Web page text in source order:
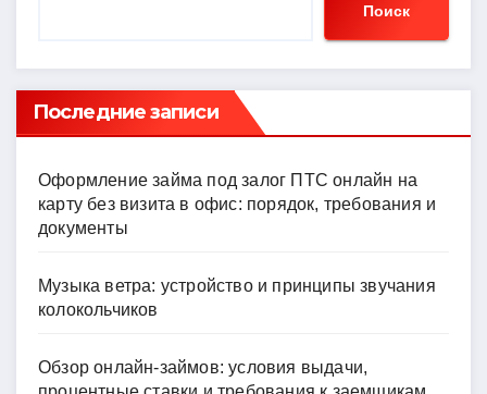
ni
ki
ть
Поиск
Последние записи
Оформление займа под залог ПТС онлайн на
карту без визита в офис: порядок, требования и
документы
Музыка ветра: устройство и принципы звучания
колокольчиков
Обзор онлайн-займов: условия выдачи,